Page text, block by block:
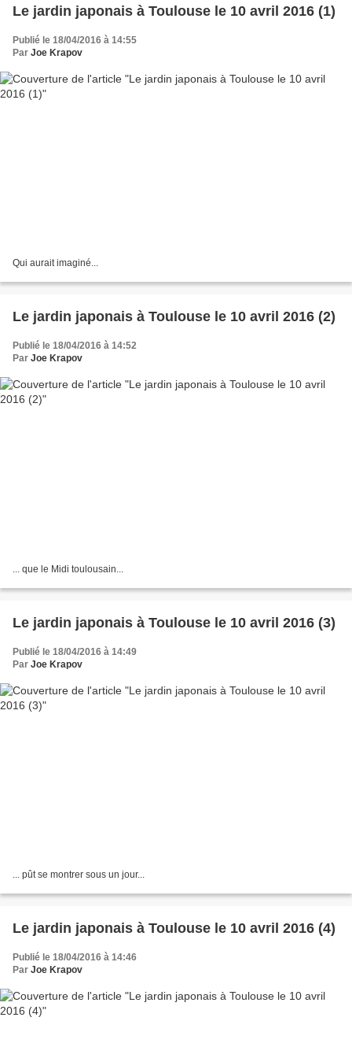
Le jardin japonais à Toulouse le 10 avril 2016 (1)
Publié le 18/04/2016 à 14:55
Par Joe Krapov
Qui aurait imaginé...
Le jardin japonais à Toulouse le 10 avril 2016 (2)
Publié le 18/04/2016 à 14:52
Par Joe Krapov
... que le Midi toulousain...
Le jardin japonais à Toulouse le 10 avril 2016 (3)
Publié le 18/04/2016 à 14:49
Par Joe Krapov
... pût se montrer sous un jour...
Le jardin japonais à Toulouse le 10 avril 2016 (4)
Publié le 18/04/2016 à 14:46
Par Joe Krapov